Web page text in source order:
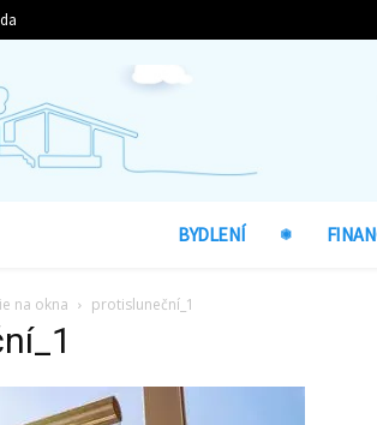
BYDLENÍ
na okna protisluneční_1